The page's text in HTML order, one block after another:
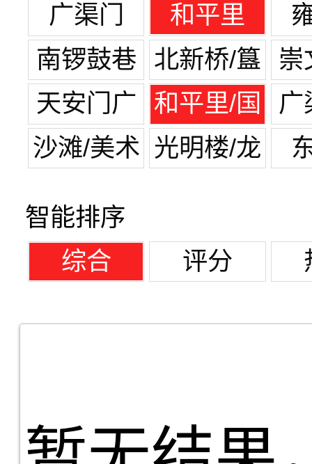
广渠门
和平里
南锣鼓巷
北新桥/簋
街
崇
天安门广
场
和平里/国
展中心
广
沙滩/美术 光明楼/龙
智能排序
综合
评分